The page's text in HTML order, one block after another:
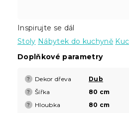
Inspirujte se dál
Stoly Nábytek do kuchyně
Doplňkové parametry
? Dekor dřeva Dub
? Šířka 80 cm
? Hloubka 80 cm